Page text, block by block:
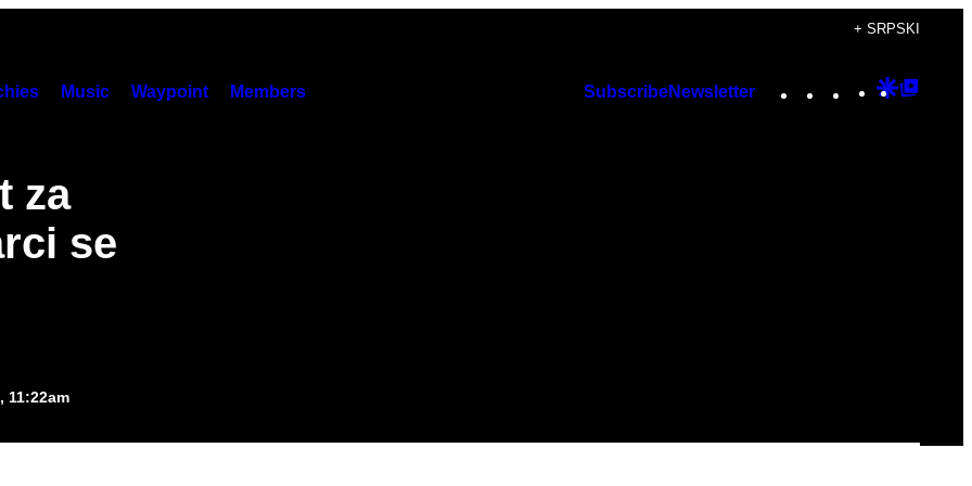
+ SRPSKI
Music Waypoint Members SubscribeNewsletter Instagram
TikTok
YouTube
Google
za
se
11:22am